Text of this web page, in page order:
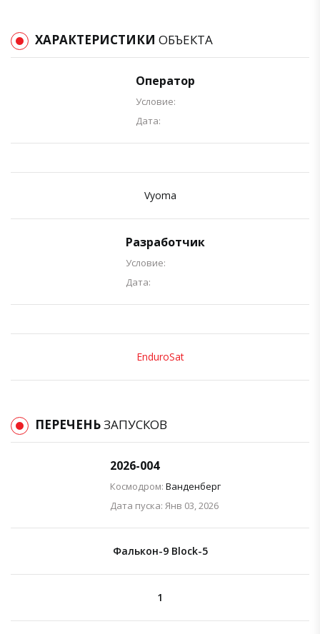
ХАРАКТЕРИСТИКИ ОБЪЕКТА
Оператор
Условие:
Дата:
Vyoma
Разработчик
Условие:
Дата:
EnduroSat
ПЕРЕЧЕНЬЗАПУСКОВ
2026-004
Космодром: Ванденберг
Дата пуска: Янв 03, 2026
Фалькон-9 Block-5
1